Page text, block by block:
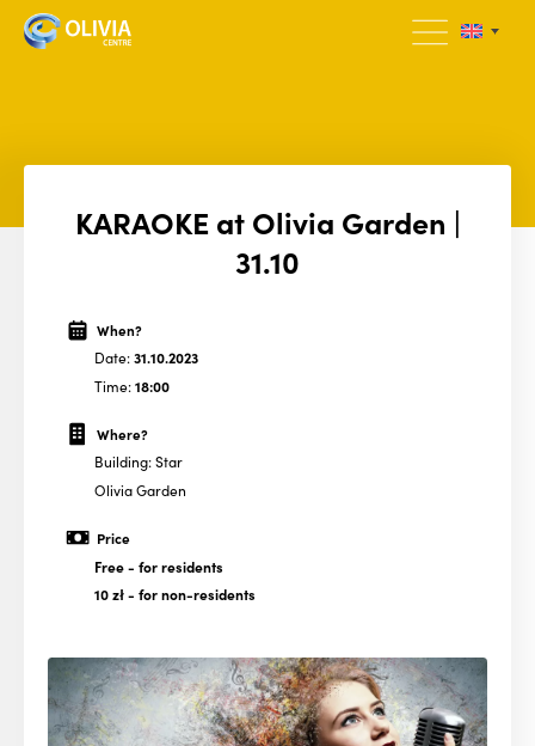
KARAOKE at Olivia Garden |
31.10
When?
Date:31.10.2023
Time:18:00
Where?
Building: Star
Olivia Garden
Price
Free- for residents
10 zł- for non-residents